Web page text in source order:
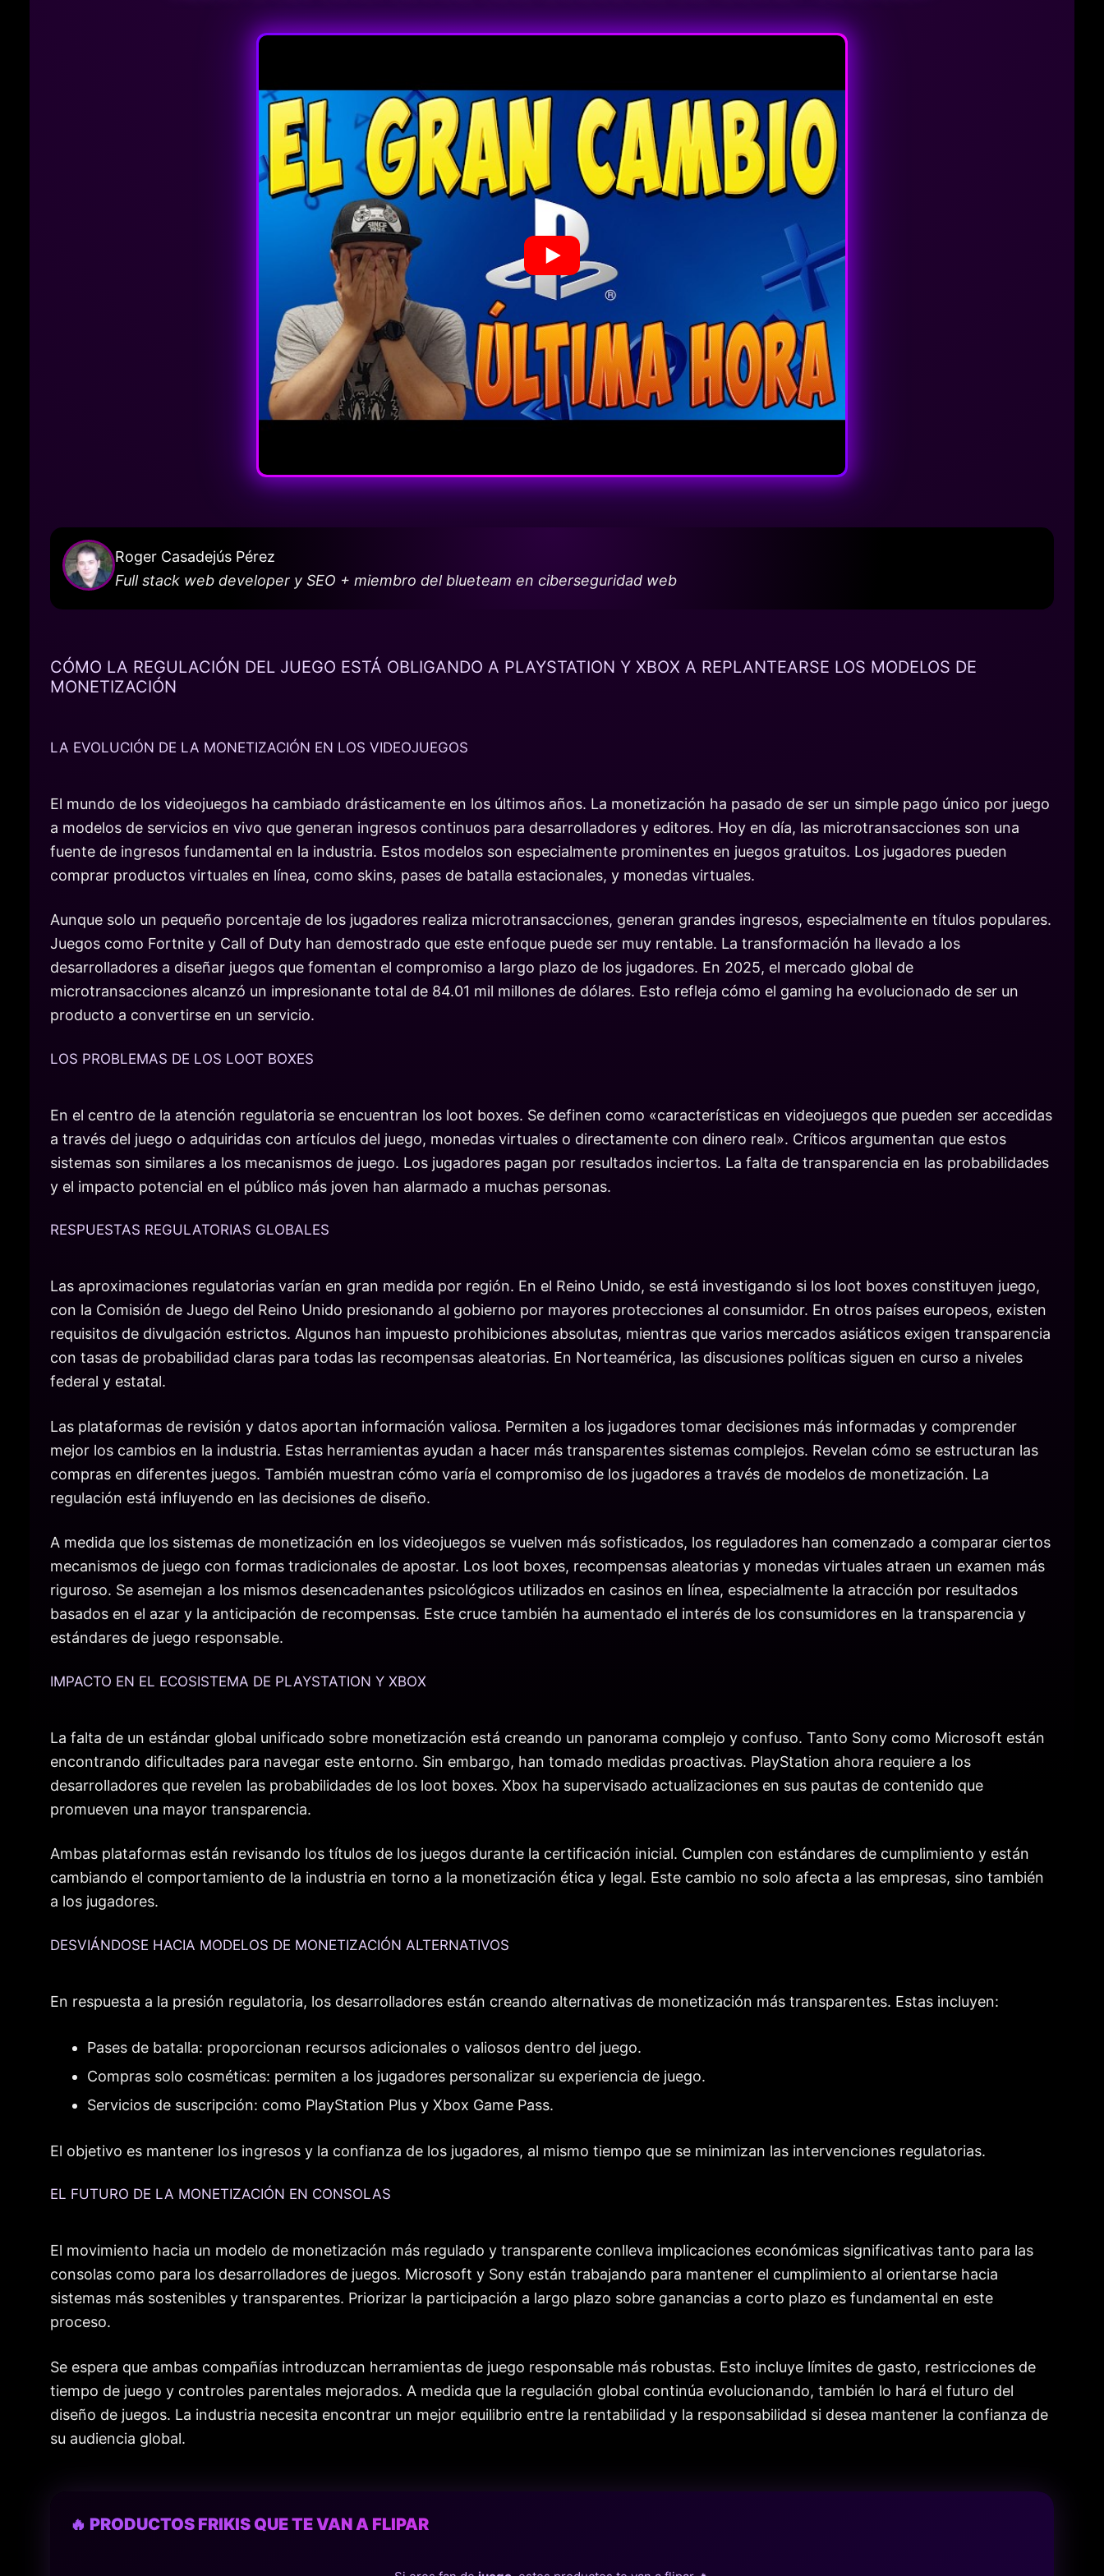
Roger Casadejús Pérez
Full stack web developer y SEO + miembro del blueteam en ciberseguridad web
CÓMO LA REGULACIÓN DEL JUEGO ESTÁ OBLIGANDO A PLAYSTATION Y XBOX A REPLANTEARSE LOS MODELOS DE
MONETIZACIÓN
LA EVOLUCIÓN DE LA MONETIZACIÓN EN LOS VIDEOJUEGOS
El mundo de los videojuegos ha cambiado drásticamente en los últimos años. La monetización ha pasado de ser un simple pago único por juego
a modelos de servicios en vivo que generan ingresos continuos para desarrolladores y editores. Hoy en día, las microtransacciones son una
fuente de ingresos fundamental en la industria. Estos modelos son especialmente prominentes en juegos gratuitos. Los jugadores pueden
comprar productos virtuales en línea, como skins, pases de batalla estacionales, y monedas virtuales.
Aunque solo un pequeño porcentaje de los jugadores realiza microtransacciones, generan grandes ingresos, especialmente en títulos populares.
Juegos como Fortnite y Call of Duty han demostrado que este enfoque puede ser muy rentable. La transformación ha llevado a los
desarrolladores a diseñar juegos que fomentan el compromiso a largo plazo de los jugadores. En 2025, el mercado global de
microtransacciones alcanzó un impresionante total de 84.01 mil millones de dólares. Esto refleja cómo el gaming ha evolucionado de ser un
producto a convertirse en un servicio.
LOS PROBLEMAS DE LOS LOOT BOXES
En el centro de la atención regulatoria se encuentran los loot boxes. Se definen como «características en videojuegos que pueden ser accedidas
a través del juego o adquiridas con artículos del juego, monedas virtuales o directamente con dinero real». Críticos argumentan que estos
sistemas son similares a los mecanismos de juego. Los jugadores pagan por resultados inciertos. La falta de transparencia en las probabilidades
y el impacto potencial en el público más joven han alarmado a muchas personas.
RESPUESTAS REGULATORIAS GLOBALES
Las aproximaciones regulatorias varían en gran medida por región. En el Reino Unido, se está investigando si los loot boxes constituyen juego,
con la Comisión de Juego del Reino Unido presionando al gobierno por mayores protecciones al consumidor. En otros países europeos, existen
requisitos de divulgación estrictos. Algunos han impuesto prohibiciones absolutas, mientras que varios mercados asiáticos exigen transparencia
con tasas de probabilidad claras para todas las recompensas aleatorias. En Norteamérica, las discusiones políticas siguen en curso a niveles
federal y estatal.
Las plataformas de revisión y datos aportan información valiosa. Permiten a los jugadores tomar decisiones más informadas y comprender
mejor los cambios en la industria. Estas herramientas ayudan a hacer más transparentes sistemas complejos. Revelan cómo se estructuran las
compras en diferentes juegos. También muestran cómo varía el compromiso de los jugadores a través de modelos de monetización. La
regulación está influyendo en las decisiones de diseño.
A medida que los sistemas de monetización en los videojuegos se vuelven más sofisticados, los reguladores han comenzado a comparar ciertos
mecanismos de juego con formas tradicionales de apostar. Los loot boxes, recompensas aleatorias y monedas virtuales atraen un examen más
riguroso. Se asemejan a los mismos desencadenantes psicológicos utilizados en casinos en línea, especialmente la atracción por resultados
basados en el azar y la anticipación de recompensas. Este cruce también ha aumentado el interés de los consumidores en la transparencia y
estándares de juego responsable.
IMPACTO EN EL ECOSISTEMA DE PLAYSTATION Y XBOX
La falta de un estándar global unificado sobre monetización está creando un panorama complejo y confuso. Tanto Sony como Microsoft están
encontrando dificultades para navegar este entorno. Sin embargo, han tomado medidas proactivas. PlayStation ahora requiere a los
desarrolladores que revelen las probabilidades de los loot boxes. Xbox ha supervisado actualizaciones en sus pautas de contenido que
promueven una mayor transparencia.
Ambas plataformas están revisando los títulos de los juegos durante la certificación inicial. Cumplen con estándares de cumplimiento y están
cambiando el comportamiento de la industria en torno a la monetización ética y legal. Este cambio no solo afecta a las empresas, sino también
a los jugadores.
DESVIÁNDOSE HACIA MODELOS DE MONETIZACIÓN ALTERNATIVOS
En respuesta a la presión regulatoria, los desarrolladores están creando alternativas de monetización más transparentes. Estas incluyen:
Pases de batalla: proporcionan recursos adicionales o valiosos dentro del juego.
Compras solo cosméticas: permiten a los jugadores personalizar su experiencia de juego.
Servicios de suscripción: como PlayStation Plus y Xbox Game Pass.
El objetivo es mantener los ingresos y la confianza de los jugadores, al mismo tiempo que se minimizan las intervenciones regulatorias.
EL FUTURO DE LA MONETIZACIÓN EN CONSOLAS
El movimiento hacia un modelo de monetización más regulado y transparente conlleva implicaciones económicas significativas tanto para las
consolas como para los desarrolladores de juegos. Microsoft y Sony están trabajando para mantener el cumplimiento al orientarse hacia
sistemas más sostenibles y transparentes. Priorizar la participación a largo plazo sobre ganancias a corto plazo es fundamental en este
proceso.
Se espera que ambas compañías introduzcan herramientas de juego responsable más robustas. Esto incluye límites de gasto, restricciones de
tiempo de juego y controles parentales mejorados. A medida que la regulación global continúa evolucionando, también lo hará el futuro del
diseño de juegos. La industria necesita encontrar un mejor equilibrio entre la rentabilidad y la responsabilidad si desea mantener la confianza de
su audiencia global.
🔥 PRODUCTOS FRIKIS QUE TE VAN A FLIPAR